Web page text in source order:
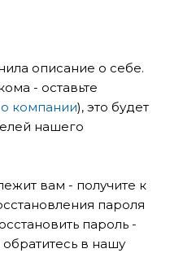
описание о себе.
- оставьте
компании), это будет
нашего
вам - получите к
пароля
пароль -
обратитесь в нашу